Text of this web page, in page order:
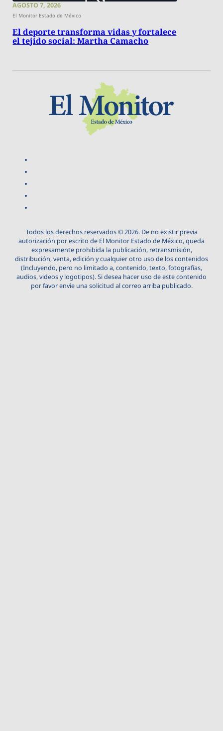
AGOSTO 7, 2026
El Monitor Estado de México
El deporte transforma vidas y fortalece
el tejido social: Martha Camacho
Todos los derechos reservados © 2026. De no existir previa
autorización por escrito de El Monitor Estado de México, queda
expresamente prohibida la publicación, retransmisión,
distribución, venta, edición y cualquier otro uso de los contenidos
(Incluyendo, pero no limitado a, contenido, texto, fotografías,
audios, videos y logotipos). Si desea hacer uso de este contenido
por favor envie una solicitud al correo arriba publicado.